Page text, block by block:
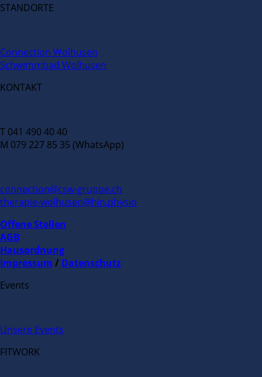
STANDORTE
Connection Wolhusen
Schwimmbad Wolhusen
KONTAKT
T 041 490 40 40
M 079 227 85 35 (WhatsApp)
connection@csw-gruppe.ch
therapie-wolhusen@hin.physio
Offene Stellen
AGB
Hausordnung
Impressum / Datenschutz
Events
Unsere Events
FITWORK